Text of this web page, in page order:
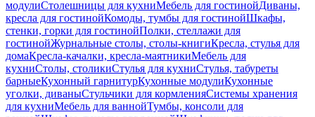
модулиСтолешницы для кухниМебель для гостинойДиваны,
кресла для гостинойКомоды, тумбы для гостинойШкафы,
стенки, горки для гостинойПолки, стеллажи для
гостинойЖурнальные столы, столы-книгиКресла, стулья для
домаКресла-качалки, кресла-маятникиМебель для
кухниСтолы, столикиСтулья для кухниСтулья, табуреты
барныеКухонный гарнитурКухонные модулиКухонные
уголки, диваныСтульчики для кормленияСистемы хранения
для кухниМебель для ваннойТумбы, консоли для